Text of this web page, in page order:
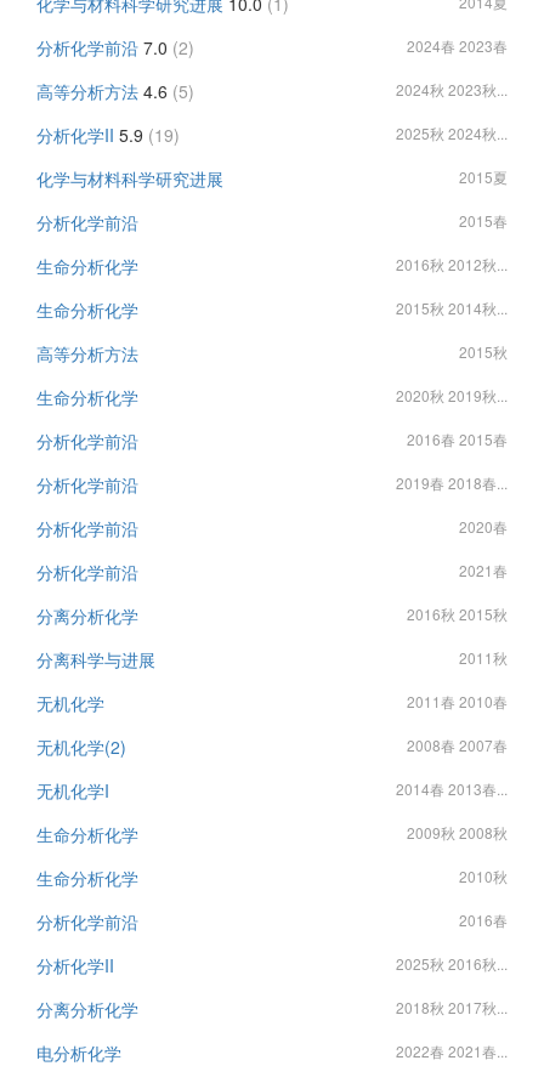
分析化学前沿 7.0 (2) 2024春 2023春
高等分析方法 4.6 (5) 2024秋 2023秋...
分析化学II 5.9 (19) 2025秋 2024秋...
化学与材料科学研究进展 2015夏
分析化学前沿 2015春
生命分析化学 2016秋 2012秋...
生命分析化学 2015秋 2014秋...
高等分析方法 2015秋
生命分析化学 2020秋 2019秋...
分析化学前沿 2016春 2015春
分析化学前沿 2019春 2018春...
分析化学前沿 2020春
分析化学前沿 2021春
分离分析化学 2016秋 2015秋
分离科学与进展 2011秋
无机化学 2011春 2010春
无机化学(2) 2008春 2007春
无机化学I 2014春 2013春...
生命分析化学 2009秋 2008秋
生命分析化学 2010秋
分析化学前沿 2016春
分析化学II 2025秋 2016秋...
分离分析化学 2018秋 2017秋...
电分析化学 2022春 2021春...